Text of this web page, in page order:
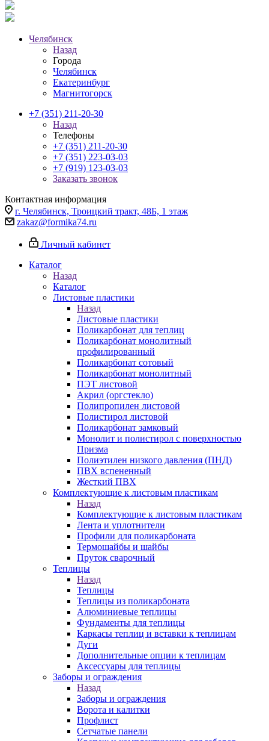
Челябинск
Назад
Города
Челябинск
Екатеринбург
Магнитогорск
+7 (351) 211-20-30
Назад
Телефоны
+7 (351) 211-20-30
+7 (351) 223-03-03
+7 (919) 123-03-03
Заказать звонок
Контактная информация
г. Челябинск, Троицкий тракт, 48Б, 1 этаж
zakaz@formika74.ru
Личный кабинет
Каталог
Назад
Каталог
Листовые пластики
Назад
Листовые пластики
Поликарбонат для теплиц
Поликарбонат монолитный
профилированный
Поликарбонат сотовый
Поликарбонат монолитный
ПЭТ листовой
Акрил (оргстекло)
Полипропилен листовой
Полистирол листовой
Поликарбонат замковый
Монолит и полистирол с поверхностью
Призма
Полиэтилен низкого давления (ПНД)
ПВХ вспененный
Жесткий ПВХ
Комплектующие к листовым пластикам
Назад
Комплектующие к листовым пластикам
Лента и уплотнители
Профили для поликарбоната
Термошайбы и шайбы
Пруток сварочный
Теплицы
Назад
Теплицы
Теплицы из поликарбоната
Алюминиевые теплицы
Фундаменты для теплицы
Каркасы теплиц и вставки к теплицам
Дуги
Дополнительные опции к теплицам
Аксессуары для теплицы
Заборы и ограждения
Назад
Заборы и ограждения
Ворота и калитки
Профлист
Сетчатые панели